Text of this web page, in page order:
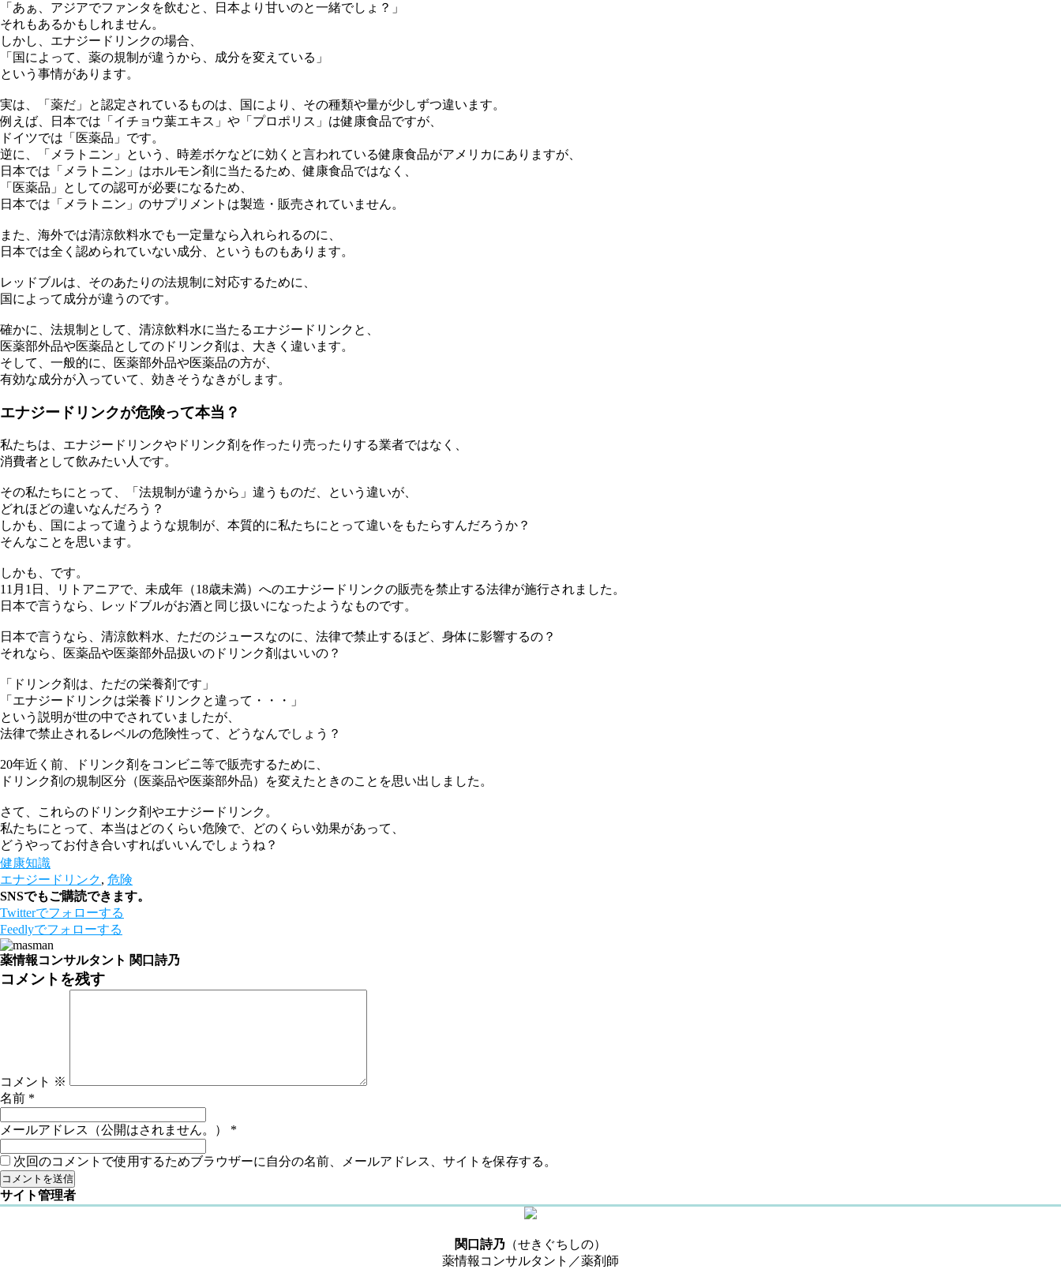
「あぁ、アジアでファンタを飲むと、日本より甘いのと一緒でしょ？」
それもあるかもしれません。
しかし、エナジードリンクの場合、
「国によって、薬の規制が違うから、成分を変えている」
という事情があります。
実は、「薬だ」と認定されているものは、国により、その種類や量が少しずつ違います。
例えば、日本では「イチョウ葉エキス」や「プロポリス」は健康食品ですが、
ドイツでは「医薬品」です。
逆に、「メラトニン」という、時差ボケなどに効くと言われている健康食品がアメリカにありますが、
日本では「メラトニン」はホルモン剤に当たるため、健康食品ではなく、
「医薬品」としての認可が必要になるため、
日本では「メラトニン」のサプリメントは製造・販売されていません。
また、海外では清涼飲料水でも一定量なら入れられるのに、
日本では全く認められていない成分、というものもあります。
レッドブルは、そのあたりの法規制に対応するために、
国によって成分が違うのです。
確かに、法規制として、清涼飲料水に当たるエナジードリンクと、
医薬部外品や医薬品としてのドリンク剤は、大きく違います。
そして、一般的に、医薬部外品や医薬品の方が、
有効な成分が入っていて、効きそうなきがします。
エナジードリンクが危険って本当？
私たちは、エナジードリンクやドリンク剤を作ったり売ったりする業者ではなく、
消費者として飲みたい人です。
その私たちにとって、「法規制が違うから」違うものだ、という違いが、
どれほどの違いなんだろう？
しかも、国によって違うような規制が、本質的に私たちにとって違いをもたらすんだろうか？
そんなことを思います。
しかも、です。
11月1日、リトアニアで、未成年（18歳未満）へのエナジードリンクの販売を禁止する法律が施行されました。
日本で言うなら、レッドブルがお酒と同じ扱いになったようなものです。
日本で言うなら、清涼飲料水、ただのジュースなのに、法律で禁止するほど、身体に影響するの？
それなら、医薬品や医薬部外品扱いのドリンク剤はいいの？
「ドリンク剤は、ただの栄養剤です」
「エナジードリンクは栄養ドリンクと違って・・・」
という説明が世の中でされていましたが、
法律で禁止されるレベルの危険性って、どうなんでしょう？
20年近く前、ドリンク剤をコンビニ等で販売するために、
ドリンク剤の規制区分（医薬品や医薬部外品）を変えたときのことを思い出しました。
さて、これらのドリンク剤やエナジードリンク。
私たちにとって、本当はどのくらい危険で、どのくらい効果があって、
どうやってお付き合いすればいいんでしょうね？
健康知識
エナジードリンク, 危険
SNSでもご購読できます。
Twitterでフォローする
Feedlyでフォローする
薬情報コンサルタント 関口詩乃
コメントを残す
コメント ※
名前 *
メールアドレス（公開はされません。） *
次回のコメントで使用するためブラウザーに自分の名前、メールアドレス、サイトを保存する。
サイト管理者
関口詩乃 （せきぐちしの）
薬情報コンサルタント／薬剤師